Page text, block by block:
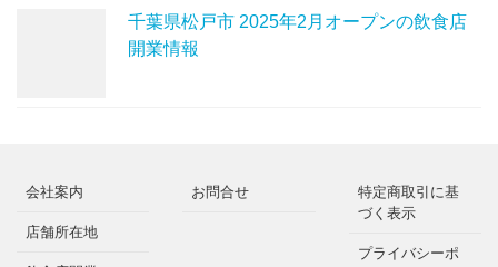
千葉県松戸市 2025年2月オープンの飲食店
開業情報
会社案内
店舗所在地
お問合せ
特定商取引に基
づく表示
プライバシーポ